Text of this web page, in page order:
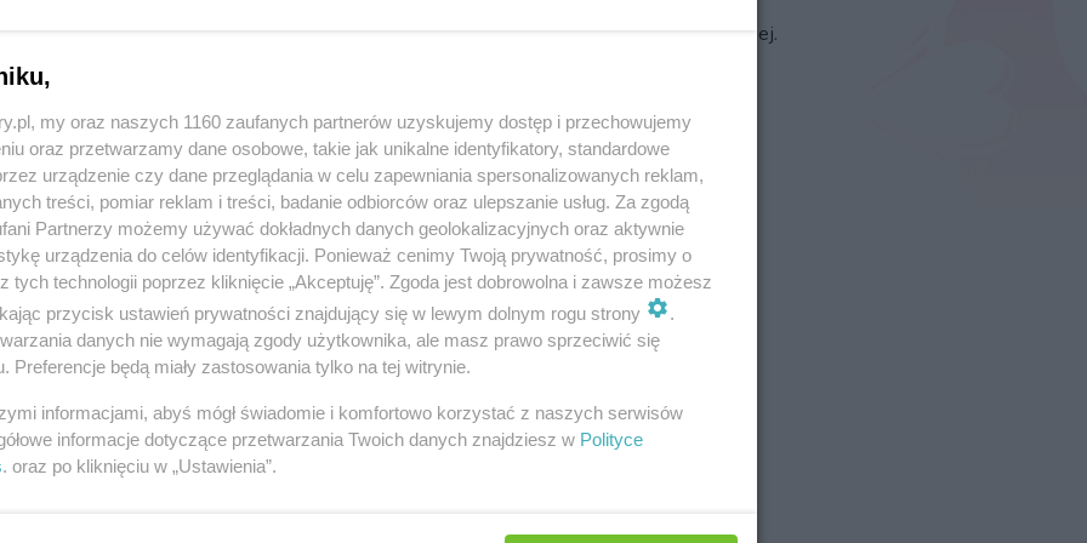
artyści i ludzie, którzy potrafią się bawić! Trójka
beztroskiemu życiu. Taki dom pełen jest przyjaciół,
domowych, a drzwi są otwarte dla wszystkich
Jeśli jesteś samotny i nikt cię nie odwiedza, zmień
na Trójkę lub Piątkę. Jeśli nadmiar gości cię nuży i
trochę odpocząć i posprzątać, zmień wibrację na
pracowici ludzie, którzy cenią sobie święty
W takim mieszkaniu wszystko jest zaplanowane i
ustalonym rytmem, a starsze pokolenie wyraźnie
nad młodszym. To bezpieczne, ale nudne! Jeśli od
lat nie zmieniłeś w domu nawet zasłon, a każda
wstęp do astrologii medycznej.
my oraz naszych 1160 zaufanych partnerów uzyskujemy dostęp i przechowujemy
oraz przetwarzamy dane osobowe, takie jak unikalne identyfikatory, standardowe
urządzenie czy dane przeglądania w celu zapewniania spersonalizowanych reklam,
treści, pomiar reklam i treści, badanie odbiorców oraz ulepszanie usług. Za zgodą
Partnerzy możemy używać dokładnych danych geolokalizacyjnych oraz aktywnie
urządzenia do celów identyfikacji. Ponieważ cenimy Twoją prywatność, prosimy o
tych technologii poprzez kliknięcie „Akceptuję”. Zgoda jest dobrowolna i zawsze możesz
przycisk ustawień prywatności znajdujący się w lewym dolnym rogu strony
.
danych nie wymagają zgody użytkownika, ale masz prawo sprzeciwić się
Preferencje będą miały zastosowania tylko na tej witrynie.
informacjami, abyś mógł świadomie i komfortowo korzystać z naszych serwisów
informacje dotyczące przetwarzania Twoich danych znajdziesz w Polityce
. oraz po kliknięciu w „Ustawienia”.